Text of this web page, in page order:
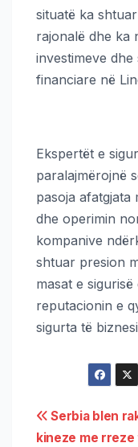
situatë ka
rajonalë dhe ka
investimeve
financiare në
Ekspertët e
paralajmërojnë
pasoja afatgjata
dhe operimin
kompanive
shtuar presion
masat e
reputacionin e
sigurta të
Serbia blen
kineze me rreze